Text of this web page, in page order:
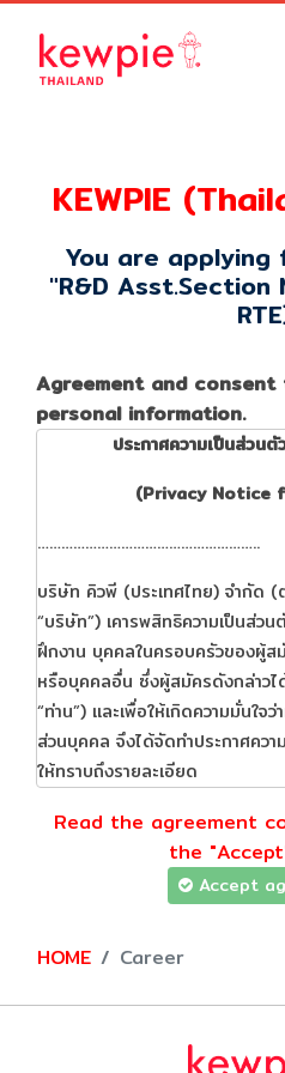
KEWPIE
You are
"R&D Asst.Section
Agreement and
personal information.
ประกาศความเป็นส่วน
(Privacy Notice
………………………………………………..
บริษัท คิวพี (ประเทศไทย) จํากัด (
“บริษัท”) เคารพสิทธิความเป็นส่ว
ฝึกงาน บุคคลในครอบครัวของผู้ส
หรือบุคคลอื่น ซึ่งผู้สมัครดังกล่าวไ
“ท่าน”) และเพื่อให้เกิดความมั่นใจ
ส่วนบุคคล จึงได้จัดทําประกาศคว
ให้ทราบถึงรายละเอียด
บุคคล (รวมเรียกว่า “ประมวลผล
ข้อมูลส่วนบุคคลของท่าน ทั้งช่องท
ตามที่พระราชบัญญัติคุ้มครองข้อ
เกี่ยวข้อง
ประกาศความเป็นส่วนตัวฉบับนี้ ใ
ส่วนบุคคลที่ได้รับจากบุคคลหรือห
Read the agreement
the
Accept
HOME Career